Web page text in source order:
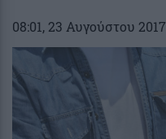
08:01, 23 Αυγούστου 2017